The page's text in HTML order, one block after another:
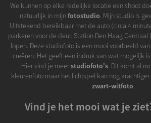
We kunnen op elke redelijke locatie een shoot
natuurlijk in mijnfotostudio. Mijn studio is
Uitstekend bereikbaar met de auto (circa 4
parkeren voor de deur. Station Den Haag
lopen. Deze studiofoto is een mooi voorbeeld
creëren. Het geeft een indruk van wat mogelijk
Hier vind je meerstudiofoto's. Dit komt al
kleurenfoto maar het lichtspel kan nog
zwart-witfoto.
Vind je het mooi wat je